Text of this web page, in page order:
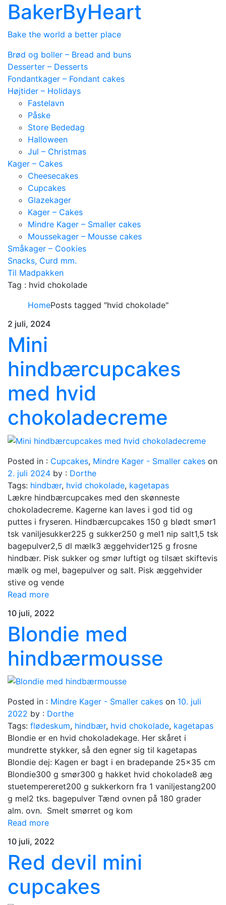
BakerByHeart
Bake the world a better place
Brød og boller – Bread and buns
Desserter – Desserts
Fondantkager – Fondant cakes
Højtider – Holidays
Fastelavn
Påske
Store Bededag
Halloween
Jul – Christmas
Kager – Cakes
Cheesecakes
Cupcakes
Glazekager
Kager – Cakes
Mindre Kager – Smaller cakes
Moussekager – Mousse cakes
Småkager – Cookies
Snacks, Curd mm.
Til Madpakken
Tag : hvid chokolade
HomePosts tagged "hvid chokolade"
2 juli, 2024
Mini
hindbærcupcakes
med hvid
chokoladecreme
Posted in : Cupcakes, Mindre Kager - Smaller cakes on
2. juli 2024 by : Dorthe
Tags: hindbær, hvid chokolade, kagetapas
Lækre hindbærcupcakes med den skønneste
chokoladecreme. Kagerne kan laves i god tid og
puttes i fryseren. Hindbærcupcakes 150 g blødt smør1
tsk vaniljesukker225 g sukker250 g mel1 nip salt1,5 tsk
bagepulver2,5 dl mælk3 æggehvider125 g frosne
hindbær. Pisk sukker og smør luftigt og tilsæt skiftevis
mælk og mel, bagepulver og salt. Pisk æggehvider
stive og vende
Read more
10 juli, 2022
Blondie med
hindbærmousse
Posted in : Mindre Kager - Smaller cakes on 10. juli
2022 by : Dorthe
Tags: flødeskum, hindbær, hvid chokolade, kagetapas
Blondie er en hvid chokoladekage. Her skåret i
mundrette stykker, så den egner sig til kagetapas
Blondie dej: Kagen er bagt i en bradepande 25×35 cm
Blondie300 g smør300 g hakket hvid chokolade8 æg
stuetempereret200 g sukkerkorn fra 1 vaniljestang200
g mel2 tks. bagepulver Tænd ovnen på 180 grader
alm. ovn. Smelt smørret og kom
Read more
10 juli, 2022
Red devil mini
cupcakes